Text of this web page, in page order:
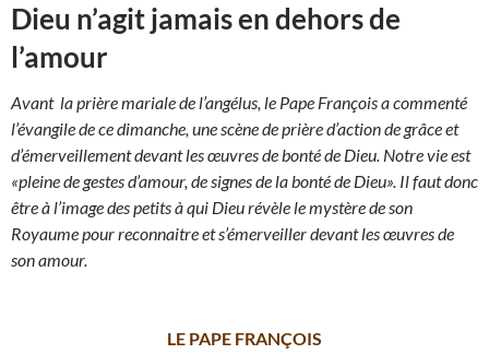
Dieu n’agit jamais en dehors de
l’amour
Avant la prière mariale de l’angélus, le Pape François a commenté
l’évangile de ce dimanche, une scène de prière d’action de grâce et
d’émerveillement devant les œuvres de bonté de Dieu. Notre vie est
«pleine de gestes d’amour, de signes de la bonté de Dieu». Il faut donc
être à l’image des petits à qui Dieu révèle le mystère de son
Royaume pour reconnaitre et s’émerveiller devant les œuvres de
son amour.
LE PAPE FRANÇOIS